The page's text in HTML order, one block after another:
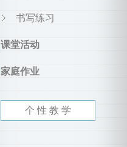
书写练习
课堂活动
家庭作业
个 性 教 学